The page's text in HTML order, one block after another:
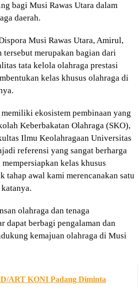
bagi Musi Rawas Utara dalam
daerah.
Musi Rawas Utara, Amirul,
tersebut merupakan bagian dari
tata kelola olahraga prestasi
kelas khusus olahraga di
ekosistem pembinaan yang
Keberbakatan Olahraga (SKO),
Ilmu Keolahragaan Universitas
referensi yang sangat berharga
kelas khusus
tahap awal kami merencanakan satu
olahraga dan tenaga
dapat berbagi pengalaman dan
kemajuan olahraga di Musi
ART KONI Padang Diminta